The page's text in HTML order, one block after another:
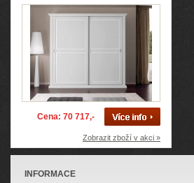
Cena: 70 717,-
Zobrazit zboží v akci »
INFORMACE